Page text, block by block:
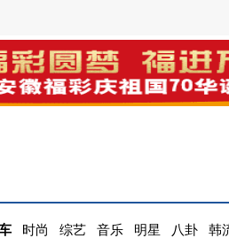
时尚 综艺 音乐 明星 八卦
韩